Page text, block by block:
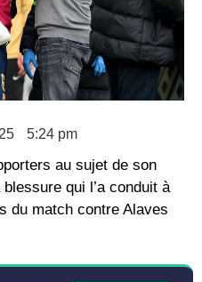
5:24 pm
au sujet de son
qui l’a conduit à
du match contre Alaves